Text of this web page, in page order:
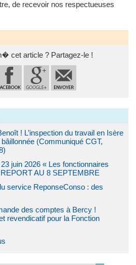
de recevoir nos respectueuses
cet article ? Partagez-le !
! L’inspection du travail en Isère
(Communiqué CGT,
juin 2026 « Les fonctionnaires
AU 8 SEPTEMBRE
service ReponseConso : des
des comptes à Bercy !
revendicatif pour la Fonction